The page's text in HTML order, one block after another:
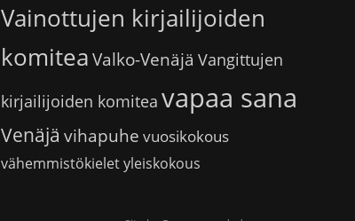
Vainottujen kirjailijoiden
komitea Valko-Venäjä Vangittujen
kirjailijoiden komitea vapaa sana
Venäjä vihapuhe vuosikokous
vähemmistökieletyleiskokous